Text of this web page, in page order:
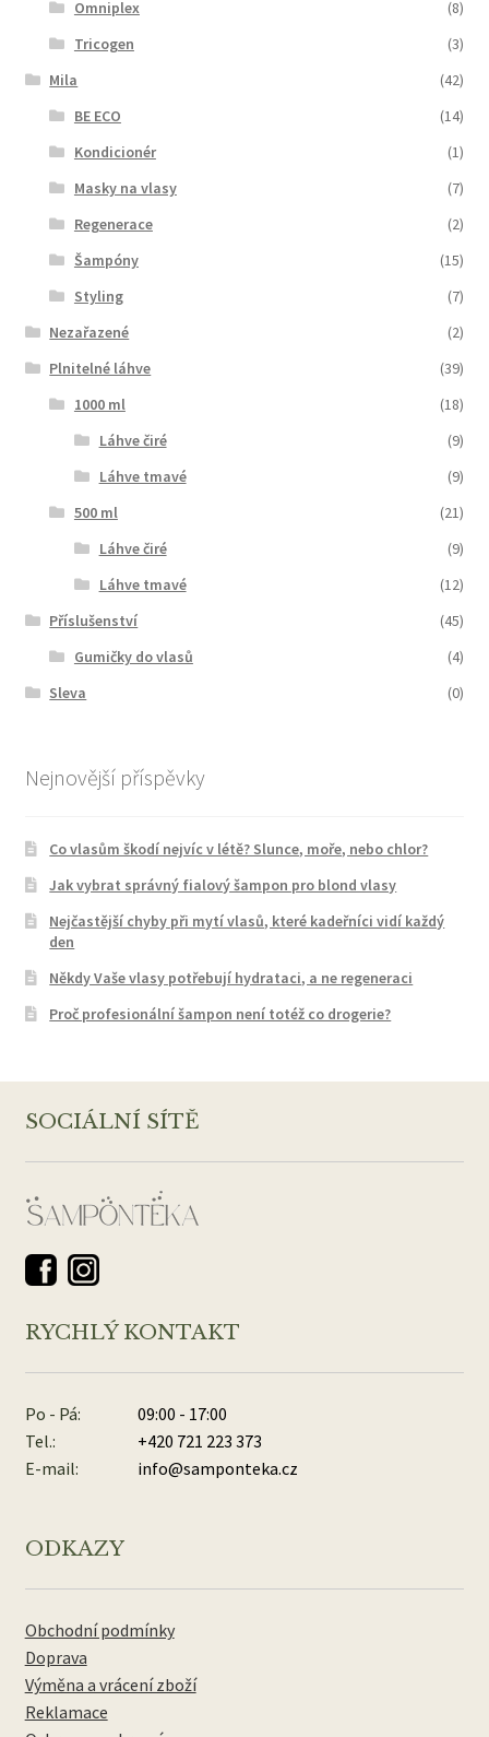
Omniplex
(8)
Tricogen
(3)
Mila
(42)
BE ECO
(14)
Kondicionér
(1)
Masky na vlasy
(7)
Regenerace
(2)
Šampóny
(15)
Styling
(7)
Nezařazené
(2)
Plnitelné láhve
(39)
1000 ml
(18)
Láhve čiré
(9)
Láhve tmavé
(9)
500 ml
(21)
Láhve čiré
(9)
Láhve tmavé
(12)
Příslušenství
(45)
Gumičky do vlasů
(4)
Sleva
(0)
Nejnovější příspěvky
Co vlasům škodí nejvíc v létě? Slunce, moře, nebo chlor?
Jak vybrat správný fialový šampon pro blond vlasy
Nejčastější chyby při mytí vlasů, které kadeřníci vidí každý
den
Někdy Vaše vlasy potřebují hydrataci, a ne regeneraci
Proč profesionální šampon není totéž co drogerie?
SOCIÁLNÍ SÍTĚ
RYCHLÝ KONTAKT
Po - Pá:
09:00 - 17:00
Tel.:
+420 721 223 373
E-mail:
info@samponteka.cz
ODKAZY
Obchodní podmínky
Doprava
Výměna a vrácení zboží
Reklamace